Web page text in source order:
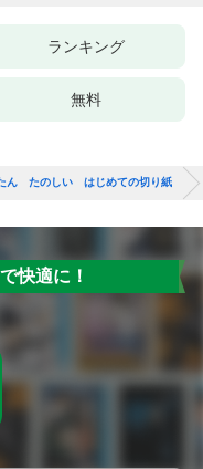
ランキング
無料
ん たのしい はじめての切り紙
快適に！